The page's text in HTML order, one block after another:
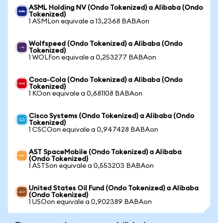
ASML Holding NV (Ondo Tokenized) a Alibaba (Ondo
Tokenized)
1 ASMLon equivale a 13,2368 BABAon
Wolfspeed (Ondo Tokenized) a Alibaba (Ondo
Tokenized)
1 WOLFon equivale a 0,253277 BABAon
Coca-Cola (Ondo Tokenized) a Alibaba (Ondo
Tokenized)
1 KOon equivale a 0,681108 BABAon
Cisco Systems (Ondo Tokenized) a Alibaba (Ondo
Tokenized)
1 CSCOon equivale a 0,947428 BABAon
AST SpaceMobile (Ondo Tokenized) a Alibaba
(Ondo Tokenized)
1 ASTSon equivale a 0,553203 BABAon
United States Oil Fund (Ondo Tokenized) a Alibaba
(Ondo Tokenized)
1 USOon equivale a 0,902389 BABAon